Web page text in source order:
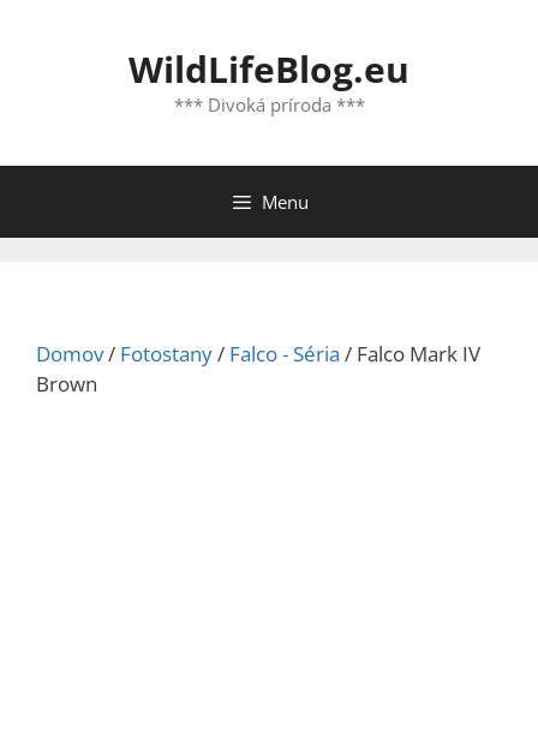
WildLifeBlog.eu
*** Divoká príroda ***
Menu
Domov/ Fotostany/ Falco - Séria / Falco Mark IV
Brown